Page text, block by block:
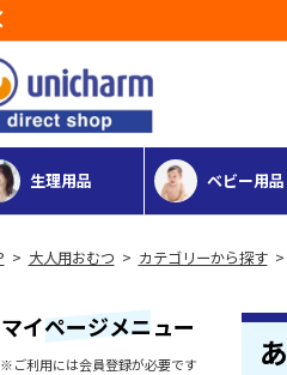
生理用品 ベビー用品
> 大人用おむつ > カテゴリーから探す>
マイページメニュー
※ご利用には会員登録が必要です